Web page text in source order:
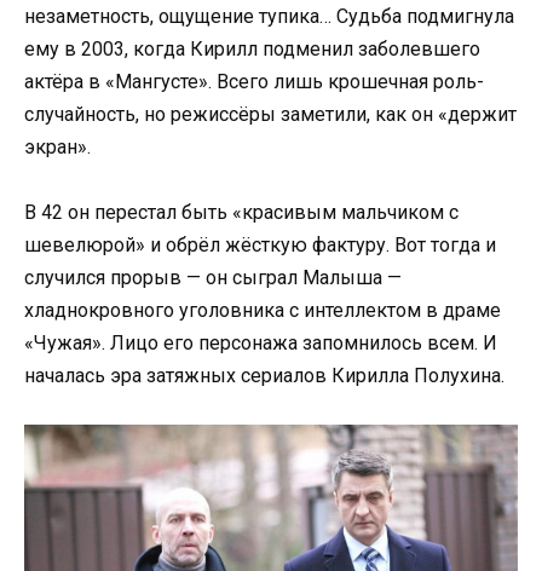
незаметность, ощущение тупика… Судьба подмигнула
ему в 2003, когда Кирилл подменил заболевшего
актёра в «Мангусте». Всего лишь крошечная роль-
случайность, но режиссёры заметили, как он «держит
экран».
В 42 он перестал быть «красивым мальчиком с
шевелюрой» и обрёл жёсткую фактуру. Вот тогда и
случился прорыв — он сыграл Малыша —
хладнокровного уголовника с интеллектом в драме
«Чужая». Лицо его персонажа запомнилось всем. И
началась эра затяжных сериалов Кирилла Полухина.